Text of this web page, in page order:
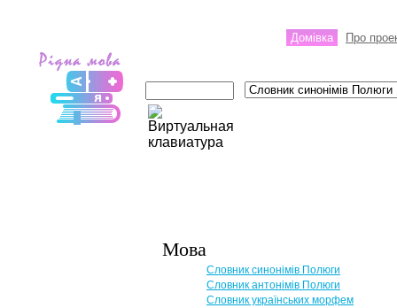
Домівка Про
Мова
Словник синонімів Полюги
Словник антонімів Полюги
Словник українських морфем